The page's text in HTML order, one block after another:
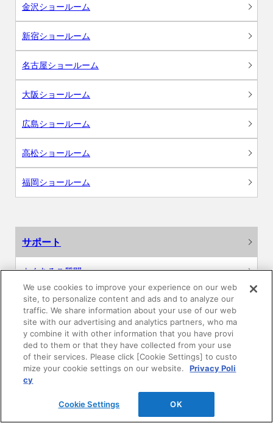
金沢ショールーム
新宿ショールーム
名古屋ショールーム
大阪ショールーム
広島ショールーム
高松ショールーム
福岡ショールーム
サポート
よくあるご質問
カタログ閲覧・資料請求
各種データダウンロード
WEB見積・各種シミュレーション
交換用部品の購入
We use cookies to improve your experience on our web
site, to personalize content and ads and to analyze our
traffic. We share information about your use of our web
site with our advertising and analytics partners, who ma
y combine it with other information that you have provi
ded to them or that they have collected from your use
of their services. Please click [Cookie Settings] to custo
mize your cookie settings on our website.
Privacy Poli
cy
Cookie Settings OK